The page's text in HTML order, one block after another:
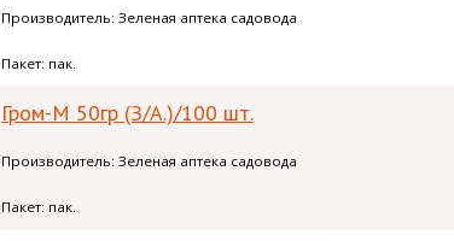
Производитель: Зеленая аптека садовода
Пакет: пак.
Гром-М 50гр (З/А.)/100 шт.
Производитель: Зеленая аптека садовода
Пакет: пак.